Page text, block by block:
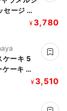
ージ 選
¥ 3,780
ケーキ 5
ーキ 名
対応 お
¥ 3,510